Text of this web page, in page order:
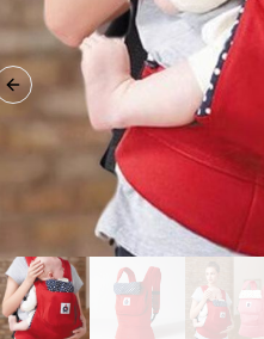
Previous slide